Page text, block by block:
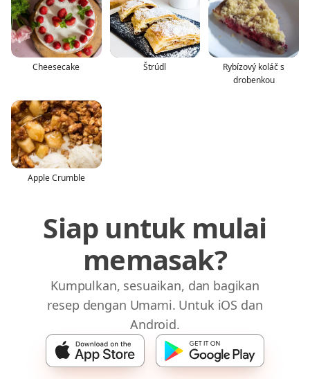
Cheesecake Štrúdl
Rybízový koláč s
drobenkou
Apple Crumble
Siap untuk mulai
memasak?
Kumpulkan, sesuaikan, dan bagikan
resep dengan Umami. Untuk iOS dan
Android.